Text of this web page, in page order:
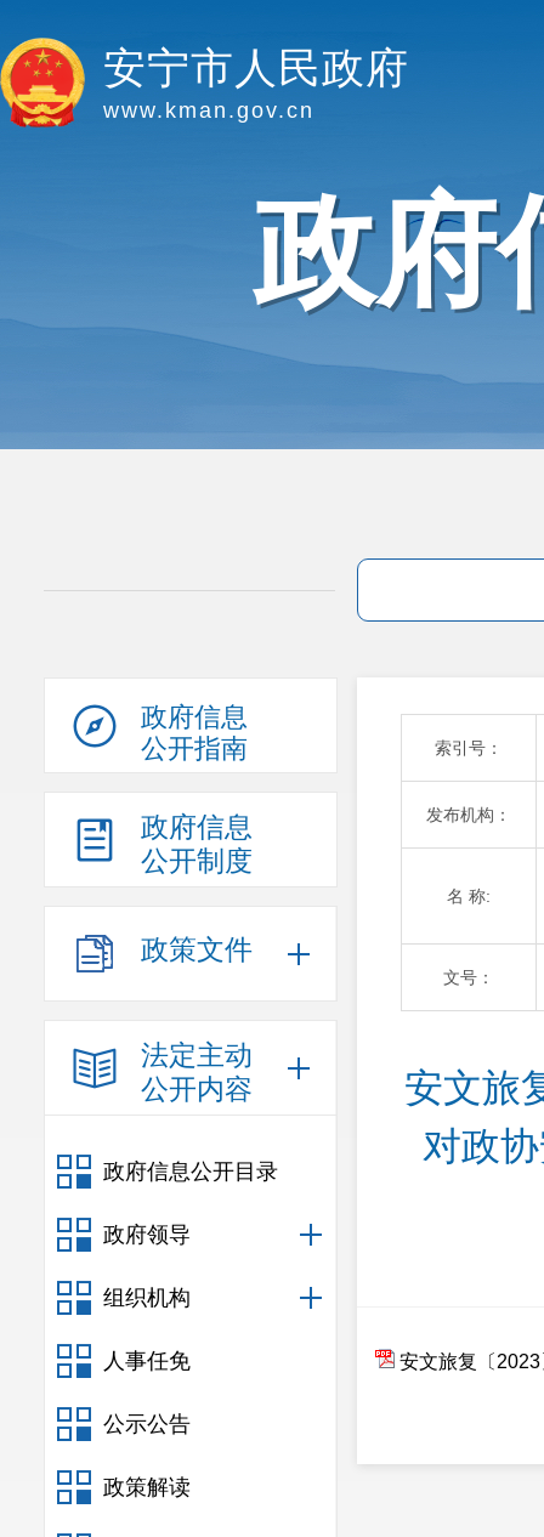
安宁市人民政府
www.kman.gov.cn
政府
政府信息
公开指南
政府信息
公开制度
政策文件
法定主动
公开内容
政府信息公开目录
政府领导
组织机构
人事任免
公示公告
政策解读
索引号：
发布机构：
名 称:
文号：
安文旅
对政
安文旅复〔